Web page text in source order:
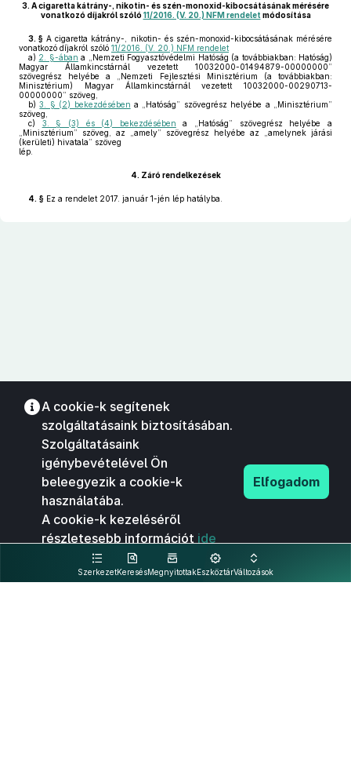
3. A cigaretta kátrány-, nikotin- és szén-monoxid-kibocsátásának mérésére
vonatkozó díjakról szóló 11/2016. (V. 20.) NFM rendelet módosítása
3. § A cigaretta kátrány-, nikotin- és szén-monoxid-kibocsátásának mérésére
vonatkozó díjakról szóló 11/2016. (V. 20.) NFM rendelet
a) 2. §-ában a „Nemzeti Fogyasztóvédelmi Hatóság (a továbbiakban: Hatóság)
Magyar Államkincstárnál vezetett 10032000-01494879-00000000”
szövegrész helyébe a „Nemzeti Fejlesztési Minisztérium (a továbbiakban:
Minisztérium) Magyar Államkincstárnál vezetett 10032000-00290713-
00000000” szöveg,
b) 3. § (2) bekezdésében a „Hatóság” szövegrész helyébe a „Minisztérium”
szöveg,
c)
3. § (3) és (4) bekezdésében a „Hatóság” szövegrész helyébe a
„Minisztérium” szöveg, az „amely” szövegrész helyébe az „amelynek járási
(kerületi) hivatala” szöveg
lép.
4. Záró rendelkezések
4. § Ez a rendelet 2017. január 1-jén lép hatályba.
SzerkezetKeresésMegnyitottakEszköztárVáltozások
A cookie-k segítenek
szolgáltatásaink biztosításában.
Szolgáltatásaink
igénybevételével Ön
beleegyezik a cookie-k
használatába.
A cookie-k kezeléséről
részletesebb információt ide
kattintva olvashat.
Elfogadom